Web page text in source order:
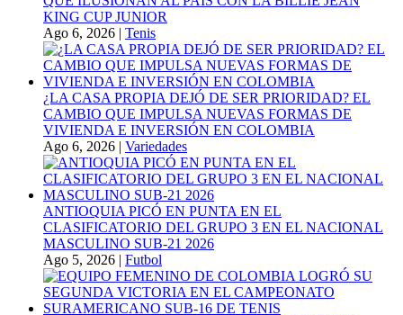
KING CUP JUNIOR
Ago 6, 2026 | Tenis
¿LA CASA PROPIA DEJÓ DE SER PRIORIDAD? EL
CAMBIO QUE IMPULSA NUEVAS FORMAS DE
VIVIENDA E INVERSIÓN EN COLOMBIA
Ago 6, 2026 | Variedades
ANTIOQUIA PICÓ EN PUNTA EN EL
CLASIFICATORIO DEL GRUPO 3 EN EL NACIONAL
MASCULINO SUB-21 2026
Ago 5, 2026 | Futbol